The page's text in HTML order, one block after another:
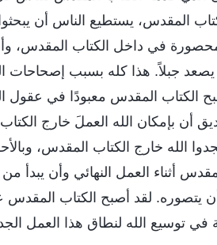
المقدس، يستطيع الناس أن
في داخل الكتاب المقدس،
جبلاً. هذا كله بسبب إصحاحات
الكتاب المقدس معبودًا في عقول
أن بإمكان الله العملَ خارج
الله خارج الكتاب المقدس،
أثناء العمل النهائي وأن يبدأ
يتصوره. لقد أصبح الكتاب المقدس
توسيع الله لنطاق هذا العمل